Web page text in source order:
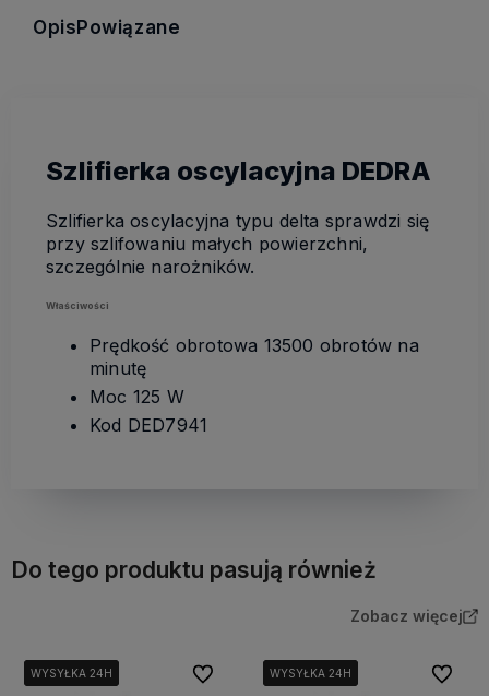
Opis Powiązane
Szlifierka oscylacyjna DEDRA
Szlifierka oscylacyjna typu delta sprawdzi się
przy szlifowaniu małych powierzchni,
szczególnie narożników.
Właściwości
Prędkość obrotowa 13500 obrotów na
minutę
Moc 125 W
Kod DED7941
Do tego produktu pasują również
Zobacz więcej
WYSYŁKA 24H
WYSYŁKA 24H
WYSYŁKA 24H Do ulubionychWYSYŁKA 24H
WYSYŁKA 24H
WYSYŁKA 24H Do